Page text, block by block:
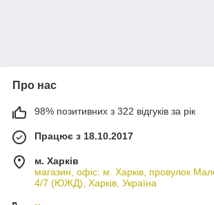
Про нас
98% позитивних з 322 відгуків за рік
Працює з 18.10.2017
м. Харків
магазин, офіс: м. Харків, провулок
4/7 (ЮЖД), Харків, Україна